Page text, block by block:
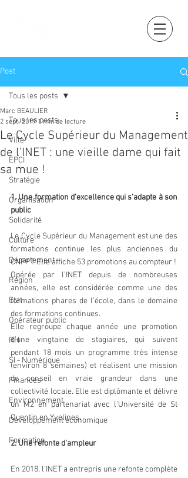
Post
Tous les posts
Ville
EPCI
Stratégie
Organisation
Solidarité
Culture
Département
Région
Etat
Opérateur public
RH
SI - Numérique
Finances
Environnement
Développement économique
Formation
Tous les posts
Le Cycle Supérieur du Management
de l’INET : une vieille dame qui fait
sa mue !
Marc BEAULIER
2 sept. 2019 1 min de lecture
1. Une formation d’excellence qui s’adapte à son
public
Le Cycle Supérieur du Management est une des
formations continue les plus anciennes du
CNFPT. Elle affiche 53 promotions au compteur !
Opérée par l’INET depuis de nombreuses
années, elle est considérée comme une des
formations phares de l’école, dans le domaine
des formations continues.
Elle regroupe chaque année une promotion
d’une vingtaine de stagiaires, qui suivent
pendant 18 mois un programme très intense
(environ 8 semaines) et réalisent une mission
de conseil en vraie grandeur dans une
collectivité locale. Elle est diplômante et délivre
un M2 en partenariat avec l’Université de St
Quentin en Yvelines.
2. Une refonte d’ampleur
En 2018, l’INET a entrepris une refonte complète